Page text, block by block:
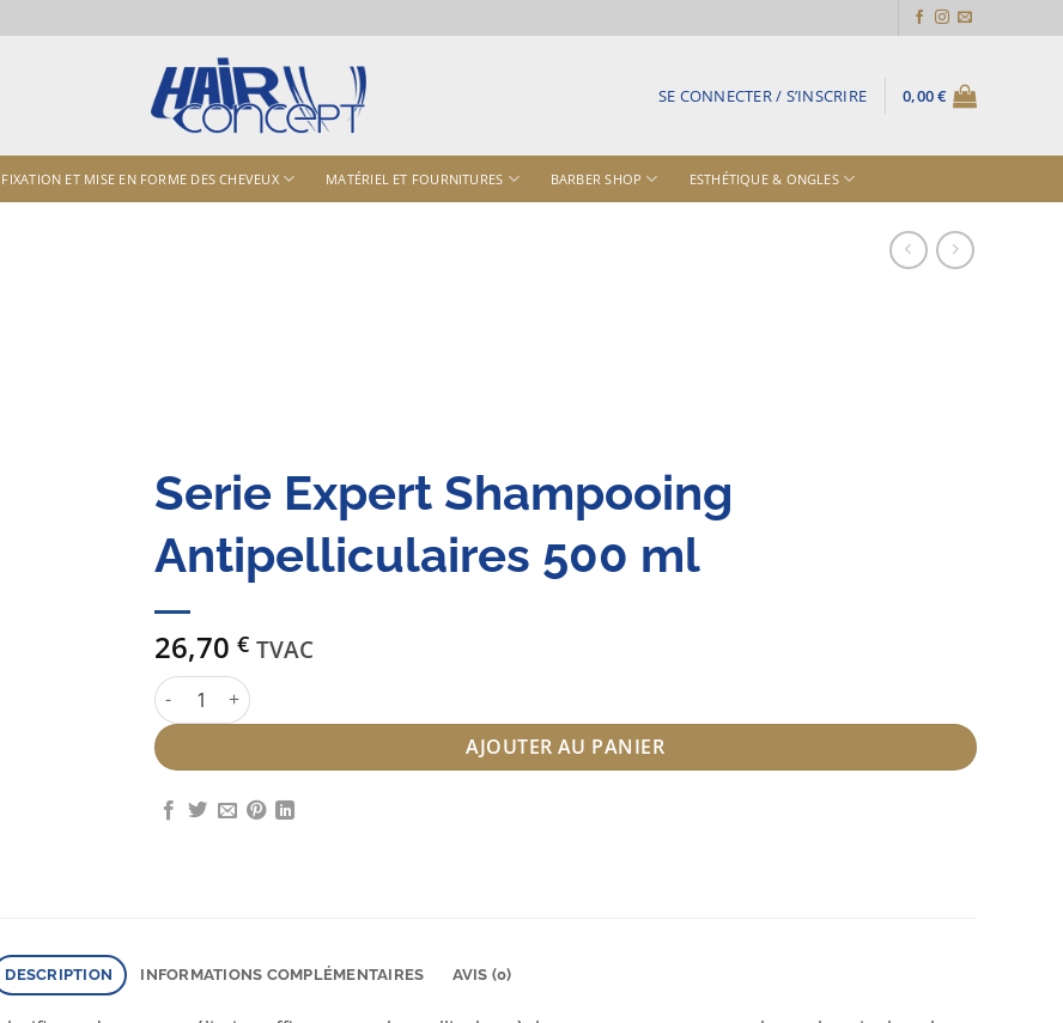
SE CONNECTER / S’INSCRIRE 0,00€
FIXATION ET MISE EN FORME DES CHEVEUX MATÉRIEL ET FOURNITURES BARBER SHOP ESTHÉTIQUE & ONGLES
Serie Expert Shampooing
Antipelliculaires 500 ml
26,70 € TVAC
quantité de Serie Expert Shampooing Antipelliculaires 500 ml
AJOUTER AU PANIER
DESCRIPTION INFORMATIONS COMPLÉMENTAIRES AVIS (0)